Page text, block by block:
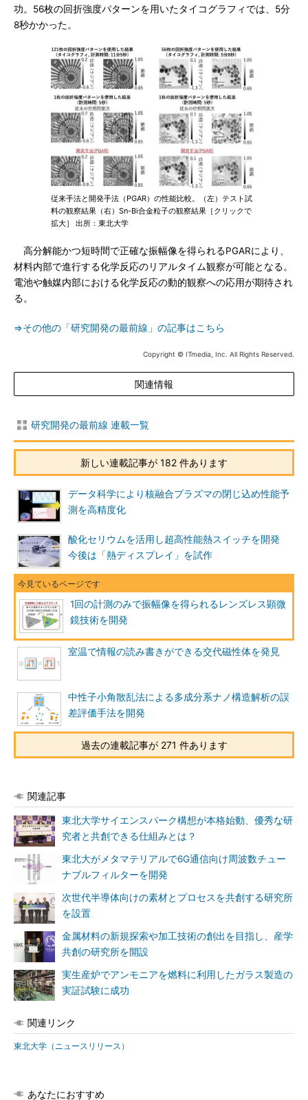
功。56枚の回折強度パターンを用いたタイコグラフィでは、5分
8秒かかった。
従来手法と開発手法（PGAR）の性能比較。（左）テスト試
料の観察結果（右）Sn-Bi合金粒子の観察結果［クリックで
拡大］ 出所：東北大学
高分解能かつ短時間で正確な振幅像を得られるPGARにより、
材料内部で進行する化学反応のリアルタイム観察が可能となる。
電池や触媒内部における化学反応の動的観察への応用が期待され
る。
⇒その他の「研究開発の最前線」の記事はこちら
Copyright © ITmedia, Inc. All Rights Reserved.
関連情報
研究開発の最前線 連載一覧
新しい連載記事が 182 件あります
データ科学により核融合プラズマの閉じ込め性能予
測を高精度化
酸化セリウムを活用し超高性能熱スイッチを開発
今後は「熱ディスプレイ」を試作
1回の計測のみで振幅像を得られるレンズレス顕微
鏡技術を開発
室温で情報の読み書きができる交代磁性体を発見
中性子小角散乱法による多成分系ナノ構造解析の誤
差評価手法を開発
過去の連載記事が 271 件あります
関連記事
東北大学サイエンスパーク構想が本格始動、優秀な研
究者と共創できる仕組みとは？
東北大がメタマテリアルで6G通信向け周波数チュー
ナブルフィルターを開発
次世代半導体向けの素材とプロセスを共創する研究所
を設置
金属材料の新規探索や加工技術の創出を目指し、産学
共創の研究所を開設
実生産炉でアンモニアを燃料に利用したガラス製造の
実証試験に成功
関連リンク
東北大学（ニュースリリース）
あなたにおすすめ